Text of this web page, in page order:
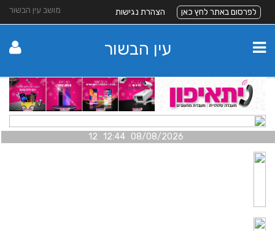
מושב עין הבשור לפרסום באתר לחץ כאן הצהרת נגישות
עין הבשור
08/08/2026 12:44 12